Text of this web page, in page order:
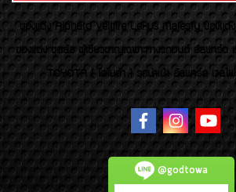
ของเเต่ง Alphard Vellfire Lexus Majesty ของเเต่
ของแต่ง ชุดล้อ ผู้เชี่ยวชาญเฉพาะทางรถยนต์ อัลพาร์ด เ
TOYOTA ( โตโยต้า ) รถนำเข้า อัลพาร์ด เวลไฟ
@godtowa